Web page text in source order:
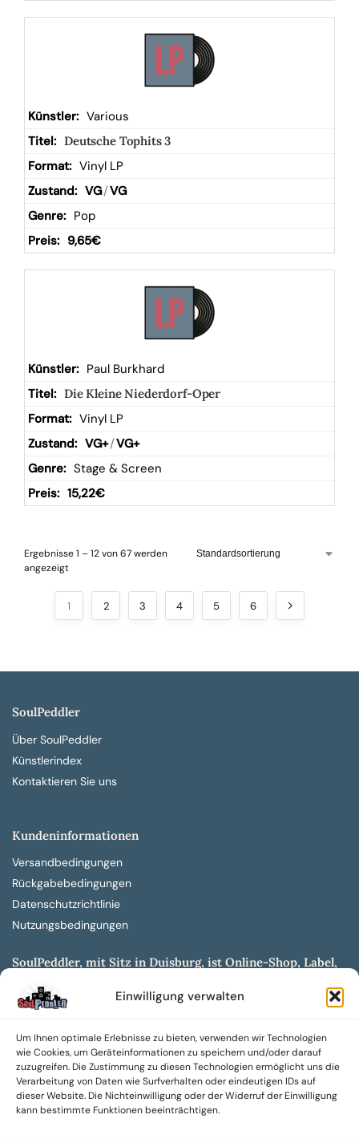
Einwilligung verwalten
Um Ihnen optimale Erlebnisse zu bieten, verwenden wir Technologien
wie Cookies, um Geräteinformationen zu speichern und/oder darauf
zuzugreifen. Die Zustimmung zu diesen Technologien ermöglicht uns die
Verarbeitung von Daten wie Surfverhalten oder eindeutigen IDs auf
dieser Website. Die Nichteinwilligung oder der Widerruf der Einwilligung
kann bestimmte Funktionen beeinträchtigen.
Various
Deutsche Tophits 3
Vinyl LP
VG/VG
Pop
9,65€
Paul Burkhard
Die Kleine Niederdorf-Oper
Vinyl LP
VG+/VG+
Stage & Screen
15,22€
Ergebnisse 1 – 12 von 67 werden
angezeigt
1 2 3 4 5 6
SoulPeddler
Über SoulPeddler
Künstlerindex
Kontaktieren Sie uns
Kundeninformationen
Versandbedingungen
Rückgabebedingungen
Datenschutzrichtlinie
Nutzungsbedingungen
SoulPeddler, mit Sitz in Duisburg, ist Online-Shop, Label,
entwickelt aus dem SoulPeddler Vinyl-Presswerk und
unserer Online-Gig-Plattform.
Wir bieten eine breite Auswahl an sowohl hochgradig
sammelwürdigen als auch Mainstream-Titeln und -Formaten auf
Vinyl, CD und weiteren Medien.
Sowohl neue als auch gebrauchte, nach Zustand bewertete